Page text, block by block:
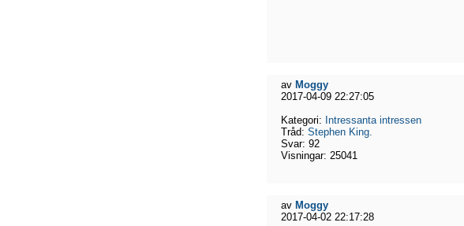
av Moggy
2017-04-09 22:27:05
Kategori: Intressanta intressen
Tråd: Stephen King.
Svar: 92
Visningar: 25041
av Moggy
2017-04-02 22:17:28